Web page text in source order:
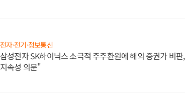
전자·전기·정보통신
삼성전자 SK하이닉스 소극적 주주환원에 해외 증권가 비
지속성 의문"